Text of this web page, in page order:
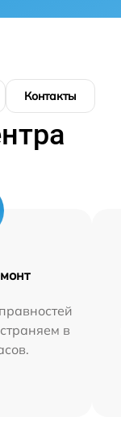
Контакты
в